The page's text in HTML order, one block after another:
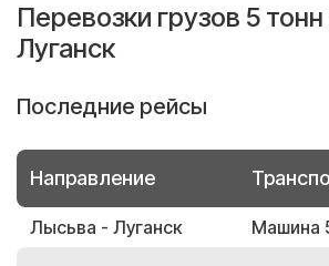
Перевозки грузов 5
Луганск
Последние рейсы
Направление
Лысьва - Луганск Машина